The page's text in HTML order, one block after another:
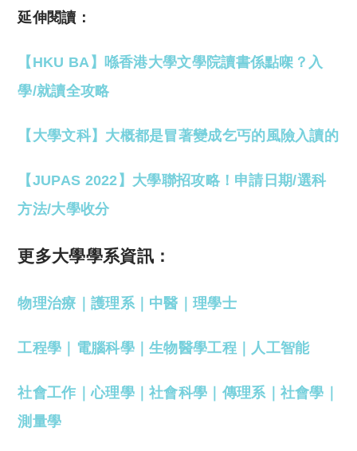
延伸閱讀：
【HKU BA】喺香港大學文學院讀書係點㗎？入
學/就讀全攻略
【大學文科】大概都是冒著變成乞丐的風險入讀的
【JUPAS 2022】大學聯招攻略！申請日期/選科
方法/大學收分
更多大學學系資訊：
物理治療 護理系｜ 中醫 ｜理學士
工程學 電腦科學｜生物醫學工程｜ 人工智能
社會工作 ｜心理學｜社會科學 傳理系 社會學
測量學